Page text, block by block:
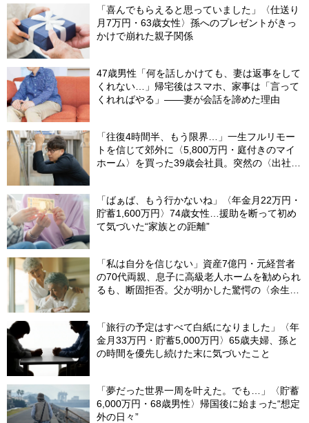
「喜んでもらえると思っていました」〈仕送り
月7万円・63歳女性〉孫へのプレゼントがきっ
かけで崩れた親子関係
47歳男性「何を話しかけても、妻は返事をして
くれない…」帰宅後はスマホ、家事は「言って
くれればやる」――妻が会話を諦めた理由
「往復4時間半、もう限界…」一生フルリモー
トを信じて郊外に〈5,800万円・庭付きのマイ
ホーム〉を買った39歳会社員。突然の〈出社
「ばぁば、もう行かないね」〈年金月22万円・
貯蓄1,600万円〉74歳女性…援助を断って初め
て気づいた“家族との距離”
「私は自分を信じない」資産7億円・元経営者
の70代両親、息子に高級老人ホームを勧められ
るも、断固拒否。父が明かした驚愕の〈余生計
「旅行の予定はすべて白紙になりました」〈年
金月33万円・貯蓄5,000万円〉65歳夫婦、孫と
の時間を優先し続けた末に気づいたこと
「夢だった世界一周を叶えた。でも…」〈貯蓄
6,000万円・68歳男性〉帰国後に始まった“想定
外の日々”